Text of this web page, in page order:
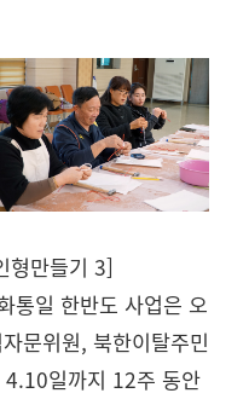
형만들기 3]
통일 한반도 사업은 오
문위원, 북한이탈주민
일까지 12주 동안